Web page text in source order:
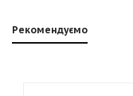
Рекомендуємо